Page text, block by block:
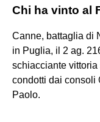
Chi ha vinto al
Canne, battaglia di
in Puglia, il 2 ag.
schiacciante
condotti dai consoli
Paolo.